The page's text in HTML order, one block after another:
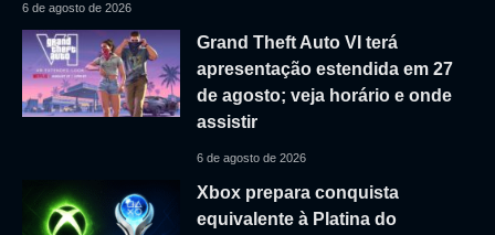
6 de agosto de 2026
Grand Theft Auto VI terá
apresentação estendida em 27
de agosto; veja horário e onde
assistir
6 de agosto de 2026
Xbox prepara conquista
equivalente à Platina do